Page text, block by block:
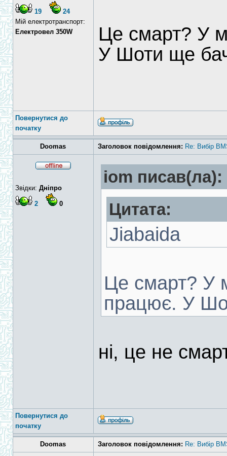
19
24
Мій електротранспорт:
Електровел 350W
Це смарт? У
У Шоти ще
Повернутися до
початку
Doomas Заголовок повідомлення: Re: Вибір
Звідки: Дніпро
2 0
iom писав(ла):
Цитата:
Jiabaida
Це смарт? У
працює. У
ні, це не
Повернутися до
початку
Doomas Заголовок повідомлення: Re: Вибір